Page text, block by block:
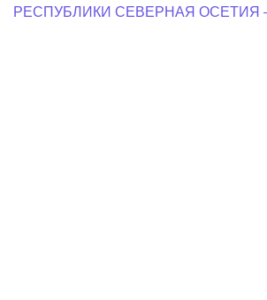
РЕСПУБЛИКИ СЕВЕРНАЯ ОСЕТИЯ